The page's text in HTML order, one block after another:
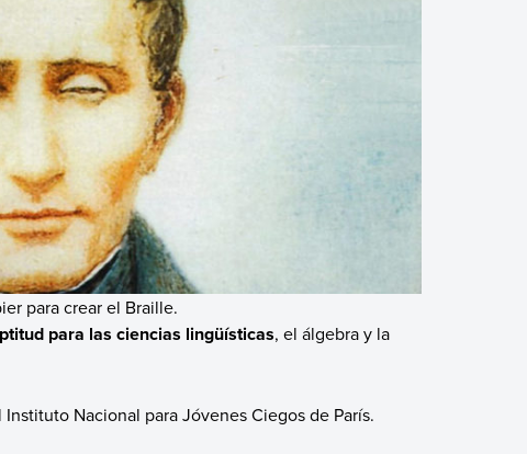
para crear el Braille.
para las ciencias lingüísticas, el álgebra y la
Nacional para Jóvenes Ciegos de París.